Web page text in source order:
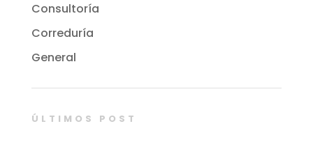
Consultoría
Correduría
General
ÚLTIMOS POST